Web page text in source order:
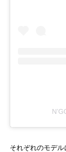
それぞれのモデル